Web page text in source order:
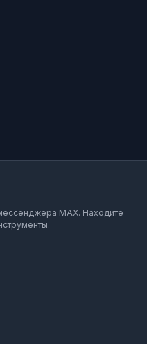
MAX. Находите